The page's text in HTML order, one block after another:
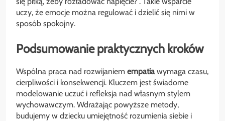
uczy, że emocje można regulować i dzielić się nimi w
sposób spokojny.
Podsumowanie praktycznych kroków
Wspólna praca nad rozwijaniem empatiawymaga czasu,
cierpliwości i konsekwencji. Kluczem jest świadome
modelowanie uczuć i refleksja nad własnym stylem
wychowawczym. Wdrażając powyższe metody,
budujemy w dziecku umiejętność rozumienia siebie i